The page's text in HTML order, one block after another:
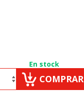
En stock
COMPRAR